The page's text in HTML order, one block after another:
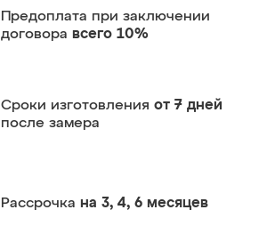
Предоплата при заключении
договора всего 10%
Сроки изготовления от 7 дней
после замера
Рассрочка на 3, 4, 6 месяцев